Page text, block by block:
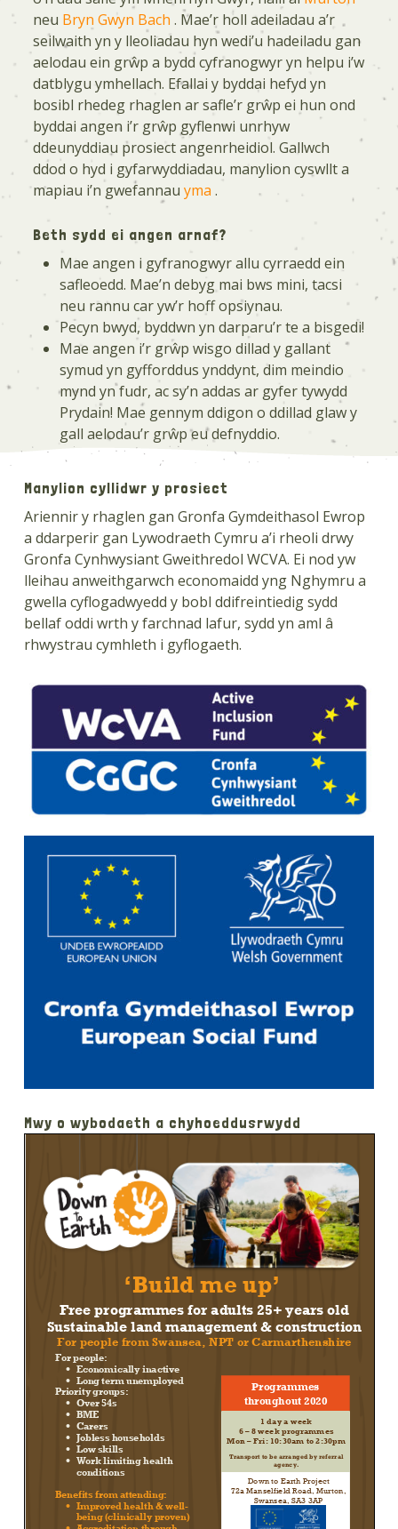
neu Bryn Gwyn Bach . Mae’r holl adeiladau a’r
seilwaith yn y lleoliadau hyn wedi’u hadeiladu gan
aelodau ein grŵp a bydd cyfranogwyr yn helpu i’w
datblygu ymhellach. Efallai y byddai hefyd yn
bosibl rhedeg rhaglen ar safle’r grŵp ei hun ond
byddai angen i’r grŵp gyflenwi unrhyw
ddeunyddiau prosiect angenrheidiol. Gallwch
ddod o hyd i gyfarwyddiadau, manylion cyswllt a
mapiau i’n gwefannau yma .
Beth sydd ei angen arnaf?
Mae angen i gyfranogwyr allu cyrraedd ein
safleoedd. Mae’n debyg mai bws mini, tacsi
neu rannu car yw’r hoff opsiynau.
Pecyn bwyd, byddwn yn darparu’r te a bisgedi!
Mae angen i’r grŵp wisgo dillad y gallant
symud yn gyfforddus ynddynt, dim meindio
mynd yn fudr, ac sy’n addas ar gyfer tywydd
Prydain! Mae gennym ddigon o ddillad glaw y
gall aelodau’r grŵp eu defnyddio.
Manylion cyllidwr y prosiect
Ariennir y rhaglen gan Gronfa Gymdeithasol Ewrop
a ddarperir gan Lywodraeth Cymru a’i rheoli drwy
Gronfa Cynhwysiant Gweithredol WCVA. Ei nod yw
lleihau anweithgarwch economaidd yng Nghymru a
gwella cyflogadwyedd y bobl ddifreintiedig sydd
bellaf oddi wrth y farchnad lafur, sydd yn aml â
rhwystrau cymhleth i gyflogaeth.
Mwy o wybodaeth a chyhoeddusrwydd